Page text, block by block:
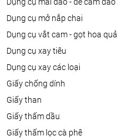
dụng cụ mở nắp chai
dụng cụ vắt cam - gọt hoa quả
dụng cụ xay tiêu
dụng cụ xay các loại
giấy chống dính
giấy than
giấy thấm dầu
giấy thấm lọc cà phê